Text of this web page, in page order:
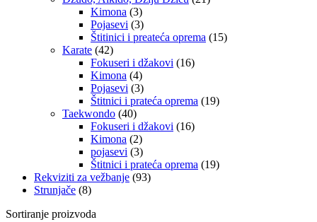
Kimona (3)
Pojasevi (3)
Štitinici i preateća oprema (15)
Karate (42)
Fokuseri i džakovi (16)
Kimona (4)
Pojasevi (3)
Štitnici i prateća oprema (19)
Taekwondo (40)
Fokuseri i džakovi (16)
Kimona (2)
pojasevi (3)
Štitnici i prateća oprema (19)
Rekviziti za vežbanje (93)
Strunjače (8)
Sortiranje proizvoda